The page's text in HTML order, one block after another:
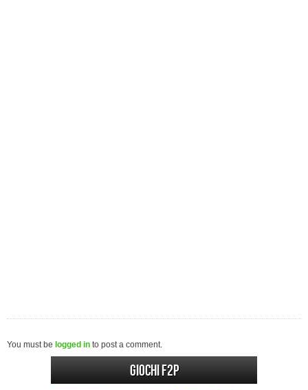
You must be logged in to post a comment.
Giochi F2P